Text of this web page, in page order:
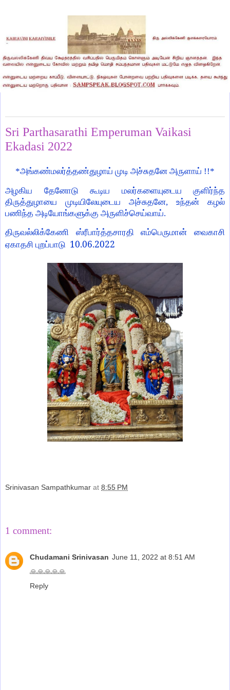
Sri Parthasarathi Emperuman Vaikasi
Ekadasi 2022
*அங்கண்மலர்த்தண்துழாய் முடி அச்சுதனே அருளாய் !!*
அழகிய தேனோடு கூடிய மலர்களையுடைய குளிர்ந்த
திருத்துழாயை முடியிலேயுடைய அச்சுதனே, உந்தன் கழல்
பணிந்த அடியோங்களுக்கு அருளிச்செய்வாய்.
திருவல்லிக்கேணி ஸ்ரீபார்த்தசாரதி எம்பெருமான் வைகாசி
ஏகாதசி புறப்பாடு 10.06.2022
Srinivasan Sampathkumar at 8:55 PM
1 comment:
Chudamani Srinivasan June 11, 2022 at 8:51 AM
🙏🙏🙏🙏🙏
Reply